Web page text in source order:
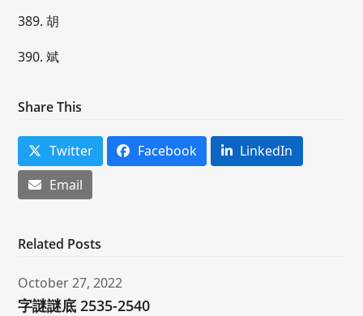
389. 胡
390. 斌
Share This
Twitter Facebook
LinkedIn
Email
Related Posts
October 27, 2022
字謎謎底 2535-2540